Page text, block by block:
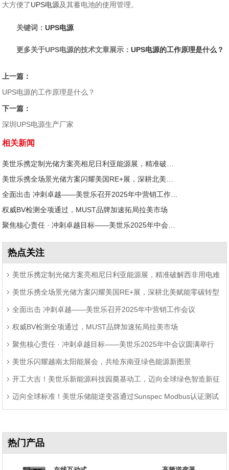
大方便了UPS电源及其蓄电池的使用管理。
关键词：UPS电源
更多关于UPS电源的技术文章展示：UPS电源的工作原理是什么？
上一篇：
UPS电源的工作原理是什么？
下一篇：
深圳UPS电源生产厂家
相关新闻
美世乐携定制光储方案亮相尼日利亚能源展，精准破解西非用电难题
美世乐携全场景光储方案闪耀美国RE+展，深耕北美赋能零碳转型
全面出击 冲刺卓越——美世乐召开2025年中营销工作会议
权威BV检测全项通过，MUST品牌加速拓局拉美市场
聚焦核心责任 · 冲刺卓越目标——美世乐2025年中会议圆满举行
热点关注
美世乐携定制光储方案亮相尼日利亚能源展，精准破解西非用电难
题 美世乐携全场景光储方案闪耀美国RE+展，深耕北美赋能零碳转型
全面出击 冲刺卓越——美世乐召开2025年中营销工作会议
权威BV检测全项通过，MUST品牌加速拓局拉美市场
聚焦核心责任 · 冲刺卓越目标——美世乐2025年中会议圆满举行
美世乐闪耀越南太阳能展会，共绘东南亚绿色能源新图景
开工大吉！美世乐新能源科技园奠基动工，迈向全球绿色智造新征
程 迈向全球标准！美世乐储能逆变器通过Sunspec Modbus认证测试
热门产品